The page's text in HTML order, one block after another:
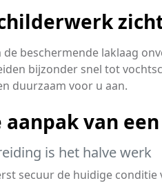
beschermende laklaag
bijzonder snel tot
duurzaam voor u aan.
van
is het halve werk
secuur de huidige